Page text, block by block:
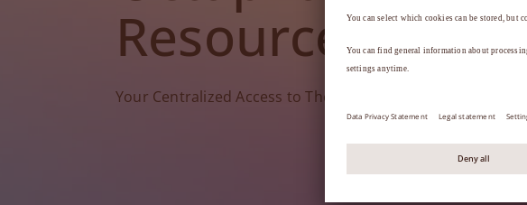
Resources
Your Centralized Access to Therapy Tools.